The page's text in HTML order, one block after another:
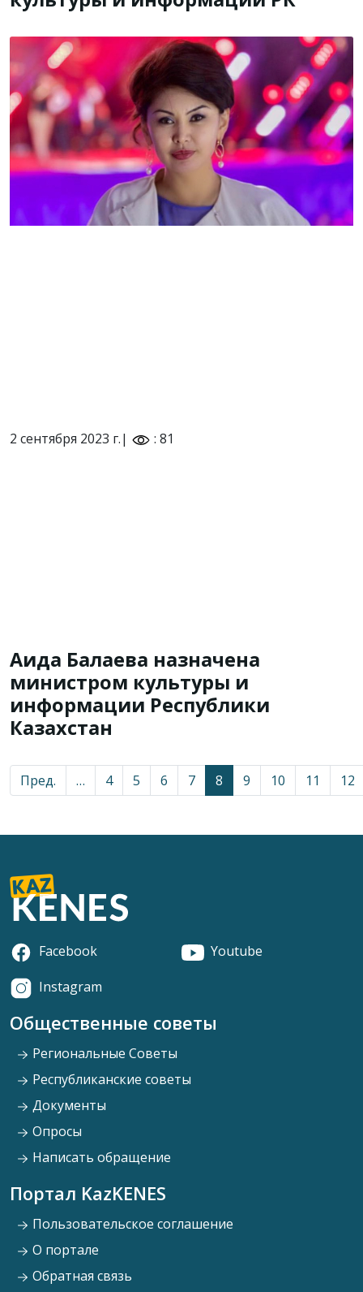
2 сентября 2023 г.| : 81
Аида Балаева назначена
министром культуры и
информации Республики
Казахстан
Пред. … 4 5 6 7 8 9 10 11 12
Facebook
Youtube
Instagram
Общественные советы
Региональные Советы
Республиканские советы
Документы
Опросы
Написать обращение
Портал KazKENES
Пользовательское соглашение
О портале
Обратная связь